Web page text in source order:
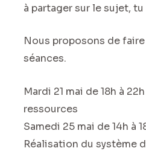
à partager sur le sujet,
Nous proposons de
séances.
Mardi 21 mai de 18h à
ressources
Samedi 25 mai de 14h à
Réalisation du système